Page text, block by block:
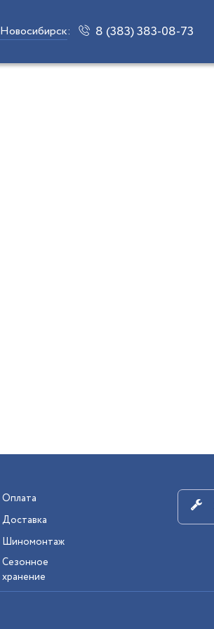
Новосибирск: 8 (383) 383-08-73
Оплата
Доставка
Шиномонтаж
Сезонное
хранение